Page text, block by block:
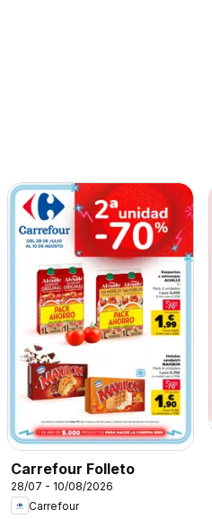
Carrefour Folleto
28/07 - 10/08/2026
Carrefour